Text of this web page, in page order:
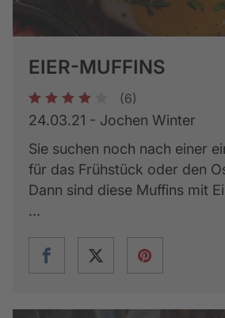
EIER-MUFFINS
1 2 3 4 (6)
24.03.21 - Jochen Winter
Sie suchen noch nach einer
für das Frühstück oder den
Dann sind diese Muffins mit
...